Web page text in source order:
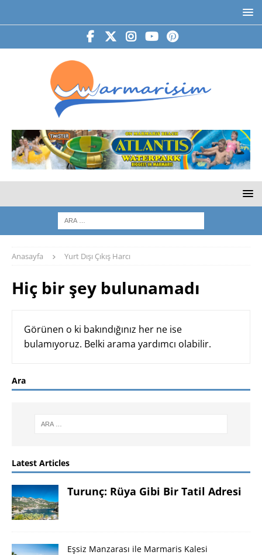
Anasayfa Yurt Dışı Çıkış Harcı
Hiç bir şey bulunamadı
Görünen o ki bakındığınız her ne ise
bulamıyoruz. Belki arama yardımcı olabilir.
Ara
Latest Articles
Turunç: Rüya Gibi Bir Tatil Adresi
Eşsiz Manzarası ile Marmaris Kalesi